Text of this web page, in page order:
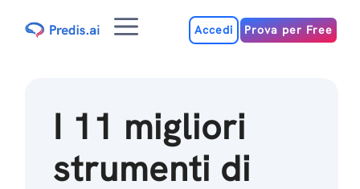
MenuAccedi Prova per Free
I 11 migliori
strumenti di